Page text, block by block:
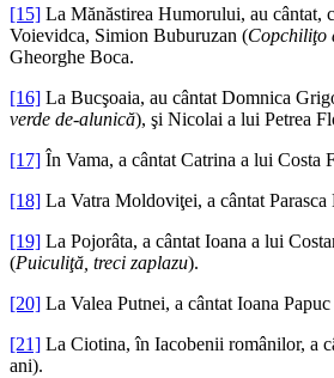
[15] La Mănăstirea Humorului, au cântat,
Voievidca, Simion Buburuzan (Copchiliţo
Gheorghe Boca.
[16] La Bucşoaia, au cântat Domnica
verde de-alunică), şi Nicolai a lui Petrea
[17] În Vama, a cântat Catrina a lui Costa
[18] La Vatra Moldoviţei, a cântat Parasca
[19] La Pojorâta, a cântat Ioana a lui
(Puiculiţă, treci zaplazu).
[20] La Valea Putnei, a cântat Ioana
[21] La Ciotina, în Iacobenii românilor, a
ani).